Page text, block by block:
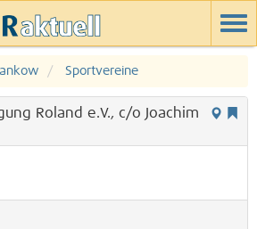
Sportvereine
Roland e.V., c/o Joachim